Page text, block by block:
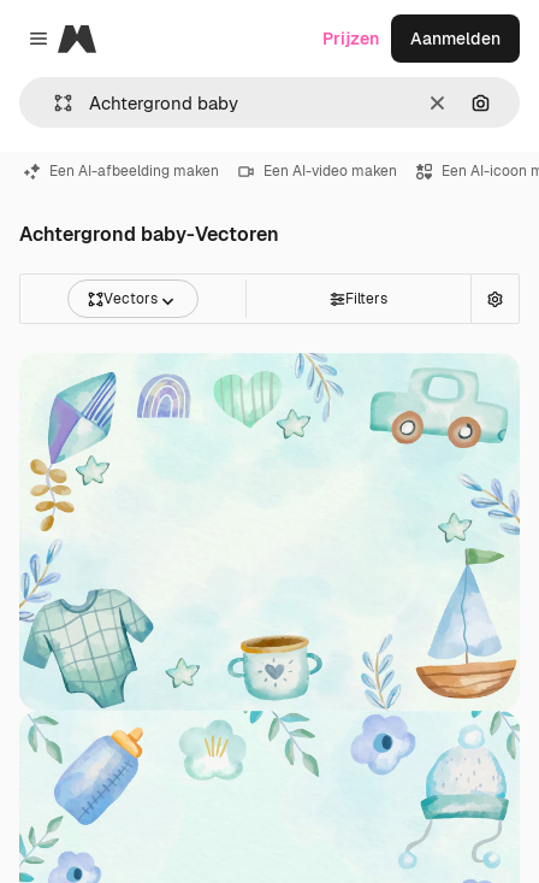
Close menu
Magnific
Wissen
Prijzen Aanmelden
Een AI-afbeelding maken Een AI-video maken Een AI-icoon
Achtergrond baby-Vectoren
Vectors Filters